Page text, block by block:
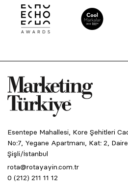
Esentepe Mahallesi, Kore Şehitleri
No:7, Yegane Apartmanı, Kat: 2,
Şişli/İstanbul
rota@rotayayin.com.tr
0 (212) 211 11 12